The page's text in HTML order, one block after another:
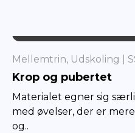
Mellemtrin, Udskoling
Krop og pubertet
SSF
Materialet egner sig
med øvelser, der er
og..